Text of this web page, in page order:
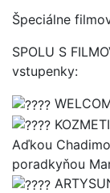
Špeciálne
SPOLU S
vstupenky:
Aďkou
poradkyňou